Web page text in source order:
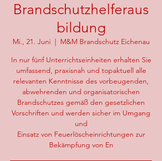
Brandschutzhelferaus
bildung
Mi., 21. Juni
  |
M&M Brandschutz Eichenau
In nur fünf Unterrichtseinheiten erhalten Sie
umfassend, praxisnah und topaktuell alle
relevanten Kenntnisse des vorbeugenden,
abwehrenden und organisatorischen
Brandschutzes gemäß den gesetzlichen
Vorschriften und werden sicher im Umgang
und
Einsatz von Feuerlöscheinrichtungen zur
Bekämpfung von En